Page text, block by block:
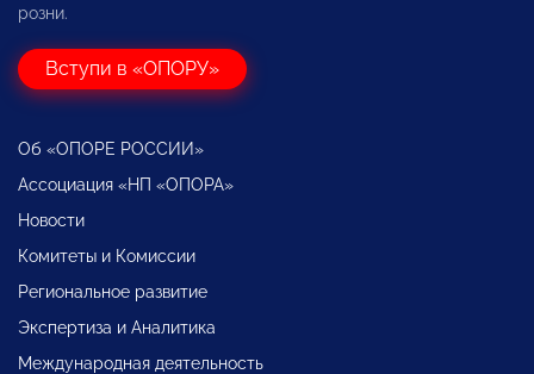
розни.
Вступи в «ОПОРУ»
Об «ОПОРЕ РОССИИ»
Ассоциация «НП «ОПОРА»
Новости
Комитеты и Комиссии
Региональное развитие
Экспертиза и Аналитика
Международная деятельность